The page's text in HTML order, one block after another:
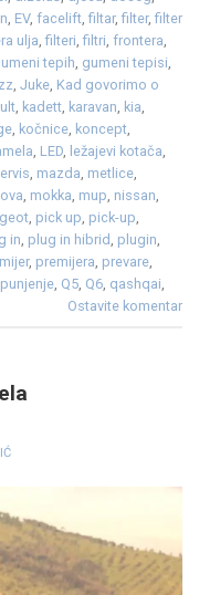
, EV, facelift,filtar,filter,filter
ulja,filteri,filtri, frontera,
tepih, gumeni tepisi,
, Juke, Kad govorimo o
, kadett, karavan, kia,
, kočnice, koncept,
, LED, ležajevi kotača,
, mazda, metlice,
, mokka, mup, nissan,
, pick up, pick-up,
in, plug in hibrid, plugin,
, premijera, prevare,
punjenje, Q5, Q6, qashqai,
Ostavite komentar